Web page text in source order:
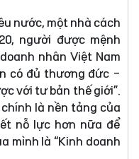
nước, một nhà cách
người được mệnh
nhân Việt Nam
có đủ thương đức -
với tư bản thế giới”.
là nền tảng của
nỗ lực hơn nữa để
mình là “Kinh doanh